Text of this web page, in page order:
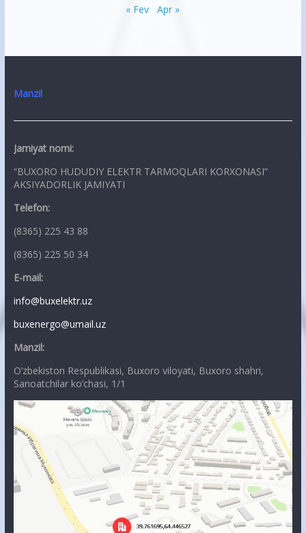
« Fev Apr »
Manzil
Jamiyat nomi:
“BUXORO HUDUDIY ELEKTR TARMOQLARI KORXONASI”
AKSIYADORLIK JAMIYATI
Telefon:
(8365) 225 43 88
(8365) 225 50 34
E-mail:
info@buxelektr.uz
buxenergo@umail.uz
Manzil:
O’zbekiston Respublikasi, Buxoro viloyati, Buxoro shahri,
Sanoatchilar ko’chasi, 1/1